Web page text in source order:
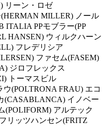
リーン・ロゼ
MILLER) ノール
ITALIA PPモブラー(PP
HANSEN) ウィルクハーン
フレデリシア
ファセム(FASEM)
ジロフレックス
トーマスビル
(POLTRONA FRAU) エコ
(CASABLANCA) イノベー
(POLIFORM) アルテック
リッツハンセン(FRITZ